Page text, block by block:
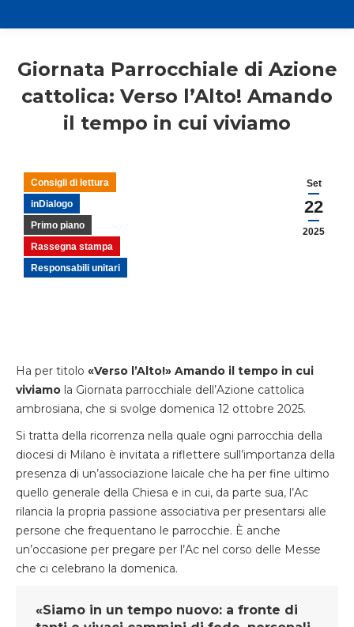
Giornata Parrocchiale di Azione
cattolica: Verso l’Alto! Amando
il tempo in cui viviamo
Set
22
2025
Consigli di lettura
inDialogo
Primo piano
Rassegna stampa
Responsabili unitari
Ha per titolo «Verso l’Alto!» Amando il tempo in cui
viviamo la Giornata parrocchiale dell’Azione cattolica
ambrosiana, che si svolge domenica 12 ottobre 2025.
Si tratta della ricorrenza nella quale ogni parrocchia della
diocesi di Milano è invitata a riflettere sull’importanza della
presenza di un’associazione laicale che ha per fine ultimo
quello generale della Chiesa e in cui, da parte sua, l’Ac
rilancia la propria passione associativa per presentarsi alle
persone che frequentano le parrocchie. È anche
un’occasione per pregare per l’Ac nel corso delle Messe
che ci celebrano la domenica.
«Siamo in un tempo nuovo: a fronte di